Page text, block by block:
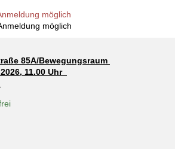
möglich
85A/Bewegungsraum
11.00 Uhr